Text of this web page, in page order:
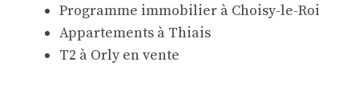
Programme immobilier à Choisy-le-Roi
Appartements à Thiais
T2 à Orly en vente